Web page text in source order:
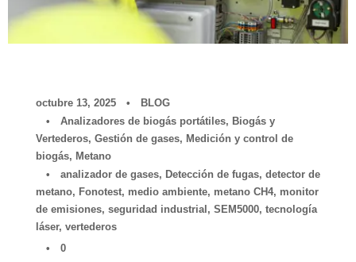
octubre 13, 2025 •
BLOG
•
Analizadores de biogás portátiles, Biogás y
Vertederos, Gestión de gases, Medición y control de
biogás, Metano
•
analizador de gases, Detección de fugas, detector de
metano, Fonotest, medio ambiente, metano CH4, monitor
de emisiones, seguridad industrial , SEM5000, tecnología
láser, vertederos
•
0